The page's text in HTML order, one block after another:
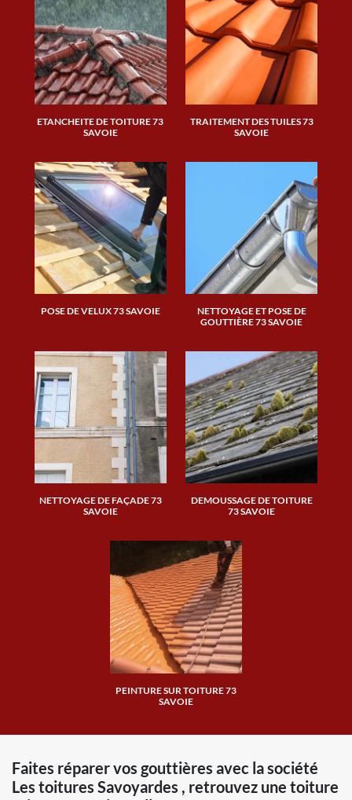
ETANCHEITE DE TOITURE 73
SAVOIE
TRAITEMENT DES TUILES 73
SAVOIE
POSE DE VELUX 73 SAVOIE
NETTOYAGE ET POSE DE
GOUTTIÈRE 73 SAVOIE
NETTOYAGE DE FAÇADE 73
SAVOIE
DEMOUSSAGE DE TOITURE
73 SAVOIE
PEINTURE SUR TOITURE 73
SAVOIE
Faites réparer vos gouttières avec la société
Les toitures Savoyardes , retrouvez une toiture